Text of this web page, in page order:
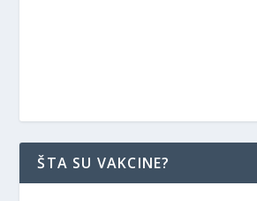
ŠTA SU VAKCINE?